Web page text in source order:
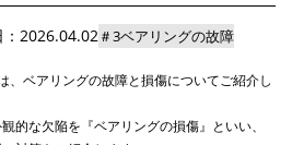
：2026.04.02＃3ベアリングの故障
、ベアリングの故障と損傷についてご紹介し
的な欠陥を『ベアリングの損傷』といい、